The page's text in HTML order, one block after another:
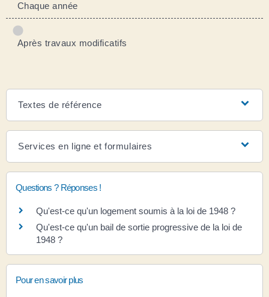
Chaque année
Après travaux modificatifs
Textes de référence
Services en ligne et formulaires
Questions ? Réponses !
Qu'est-ce qu'un logement soumis à la loi de 1948 ?
Qu'est-ce qu'un bail de sortie progressive de la loi de
1948 ?
Pour en savoir plus